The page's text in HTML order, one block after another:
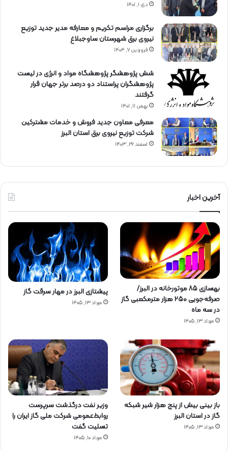
دی ۱, ۱۴۰۱
برگزاری مراسم تكریم و معارفه مدیر جدید توزیع
نیروی برق شهرستان ساوجبلاغ
فروردین ۷, ۱۴۰۴
شش پژوهشگر پژوهشگاه مواد و انرژی در لیست
پژوهشگران پراستناد دو درصد برتر جهان قرار
گرفتند
بهمن ۱۱, ۱۴۰۱
معرفی معاون جدید فروش و خدمات مشتركین
شركت توزیع نیروی برق استان البرز
اسفند ۲۶, ۱۴۰۳
آخرین اخبار
بهسازی ۸۵ موتورخانه در البرز/
صرفه‌جویی ۲۵۰ هزار مترمکعبی گاز
در سه ماه
مرداد ۱۳, ۱۴۰۵
پیشتازی البرز در مهار سرقت گاز
مرداد ۱۳, ۱۴۰۵
باز بینی بیش از پنج هزار شیر شبکه
گاز در استان البرز
مرداد ۱۳, ۱۴۰۵
وزیر نفت درگذشت سرپرست
روابط‌عمومی شرکت ملی گاز ایران را
تسلیت گفت
مرداد ۱۰, ۱۴۰۵